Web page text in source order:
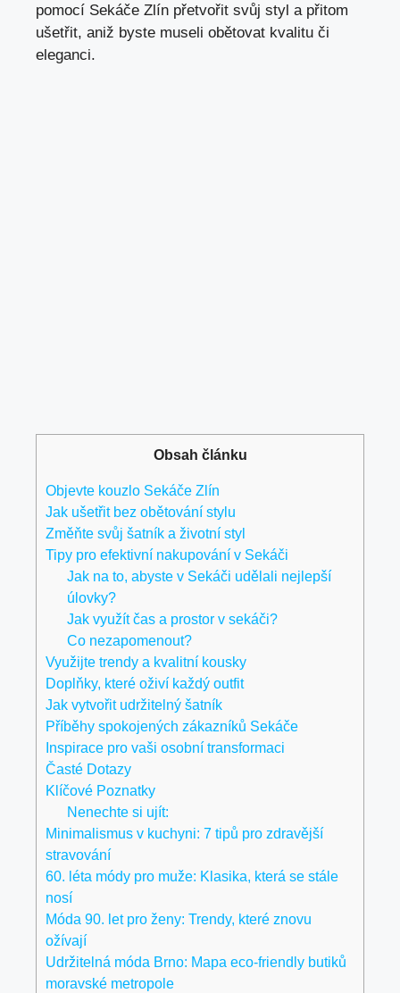
pomocí Sekáče Zlín přetvořit svůj styl a přitom
ušetřit, aniž byste museli ⁣obětovat kvalitu či​
eleganci.
Obsah článku
Objevte kouzlo Sekáče Zlín
Jak ušetřit bez obětování stylu
Změňte svůj šatník a životní⁢ styl
Tipy pro efektivní nakupování v Sekáči
Jak na ⁣to,​ abyste v Sekáči udělali nejlepší
úlovky?
Jak využít čas a ⁢prostor v sekáči?
Co nezapomenout?
Využijte trendy a kvalitní kousky
Doplňky, které oživí každý outfit
Jak vytvořit udržitelný šatník
Příběhy ⁢spokojených zákazníků Sekáče
Inspirace ⁤pro vaši‌ osobní transformaci
Časté Dotazy
Klíčové Poznatky
Nenechte si ujít:
Minimalismus v kuchyni: 7 tipů pro zdravější
stravování
60. léta módy pro muže: Klasika, která se stále
nosí
Móda 90. let pro ženy: Trendy, které znovu
ožívají
Udržitelná móda Brno: Mapa eco-friendly butiků
moravské metropole